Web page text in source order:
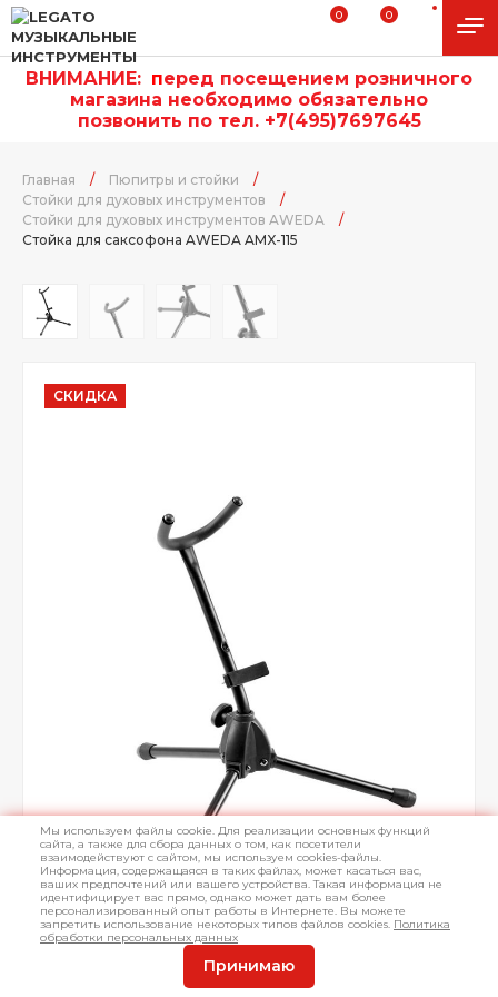
0 0
ВНИМАНИЕ: перед посещением розничного
магазина необходимо обязательно
позвонить по тел. +7(495)7697645
Главная / Пюпитры и стойки
/
Стойки для духовых инструментов
/
Стойки для духовых инструментов AWEDA
/
Стойка для саксофона AWEDA AMX-115
СКИДКА
Мы используем файлы cookie. Для реализации основных функций
сайта, а также для сбора данных о том, как посетители
взаимодействуют с сайтом, мы используем cookies-файлы.
Информация, содержащаяся в таких файлах, может касаться вас,
ваших предпочтений или вашего устройства. Такая информация не
идентифицирует вас прямо, однако может дать вам более
персонализированный опыт работы в Интернете. Вы можете
запретить использование некоторых типов файлов cookies. Политика
обработки персональных данных
Принимаю